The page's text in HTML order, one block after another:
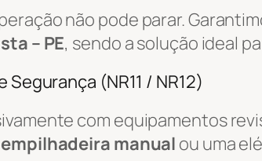
não pode parar.
– PE, sendo a solução ideal
Segurança (NR11 / NR12)
com equipamentos
manual ou uma